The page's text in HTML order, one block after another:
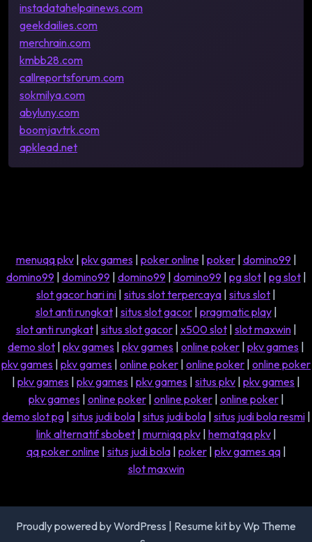
instadatahelpainews.com
geekdailies.com
merchrain.com
kmbb28.com
callreportsforum.com
sokmilya.com
abyluny.com
boomjavtrk.com
apklead.net
menuqq pkv| pkv games| poker online| poker| domino99|
domino99| domino99| domino99| domino99| pg slot| pg slot|
slot gacor hari ini situs slot terpercaya situs slot
slot anti rungkat| situs slot gacor| pragmatic play|
slot anti rungkat| situs slot gacor| x500 slot| slot maxwin|
demo slot pkv games pkv games online poker pkv games
pkv games pkv games online poker online poker online poker
pkv games pkv games pkv games situs pkv pkv games
pkv games| online poker| online poker| online poker|
demo slot pg| situs judi bola| situs judi bola| situs judi bola resmi|
link alternatif sbobet| murniqq pkv| hematqq pkv|
qq poker online| situs judi bola| poker| pkv games qq|
slot maxwin
Proudly powered by WordPress Resume kitby Wp Theme